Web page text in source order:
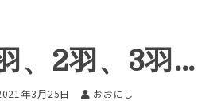
、2羽、3羽…
年3月25日 おおにし